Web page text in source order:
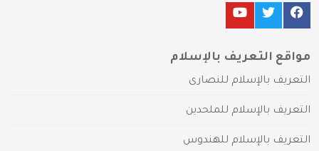
مواقع التعريف بالإسلام
التعريف بالإسلام للنصارى
التعريف بالإسلام للملحدين
التعريف بالإسلام للهندوس